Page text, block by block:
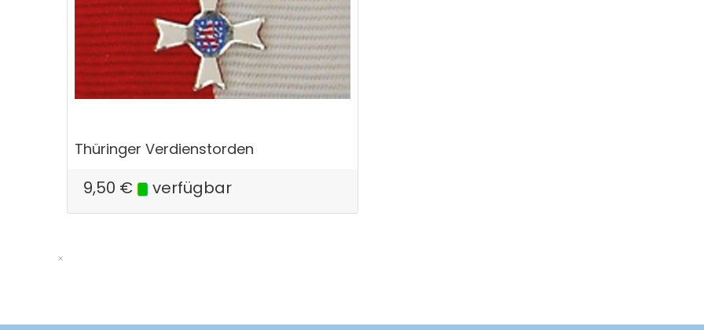
Thüringer Verdienstorden
9,50 € verfügbar